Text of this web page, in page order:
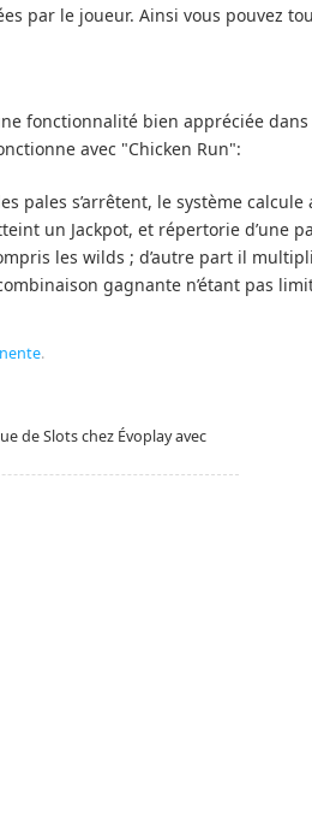
par le joueur. Ainsi vous pouvez
fonctionnalité bien appréciée
avec "Chicken Run":
pales s’arrêtent, le système
un Jackpot, et répertorie d’une
les wilds ; d’autre part il
gagnante n’étant pas
.
de Slots chez Évoplay avec